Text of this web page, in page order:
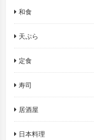
和食
天ぷら
定食
寿司
居酒屋
日本料理